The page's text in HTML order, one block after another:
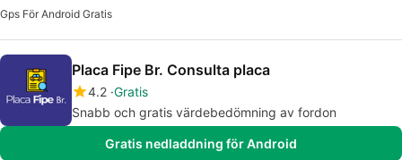
Gps För Android Gratis
Placa Fipe Br. Consulta placa
4.2 Gratis
Snabb och gratis värdebedömning av fordon
Gratis nedladdning för Android